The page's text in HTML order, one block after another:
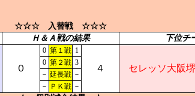
☆☆☆ 入替戦 ☆☆☆
Ｈ＆Ａ戦の結果 下位チ
０
0 第１戦 1
４ セレッソ大阪
0 第２戦 3
－ 延長戦 －
－
ＰＫ戦 －